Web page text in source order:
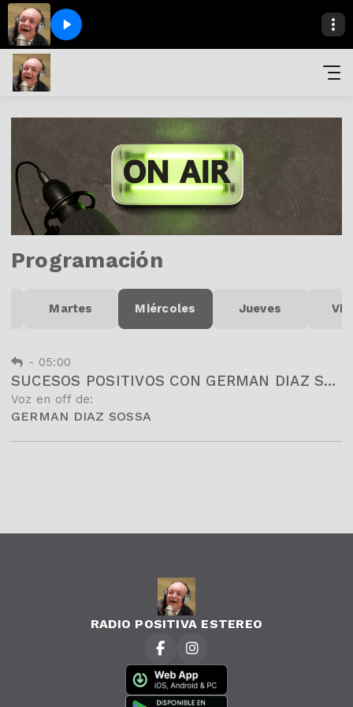
Programación
Martes Miércoles Jueves
- 05:00
SUCESOS POSITIVOS CON GERMAN DIAZ SOSSA Y SU EQUIPO DE COLABORADORES
Voz en off de:
GERMAN DIAZ SOSSA
RADIO POSITIVA ESTEREO